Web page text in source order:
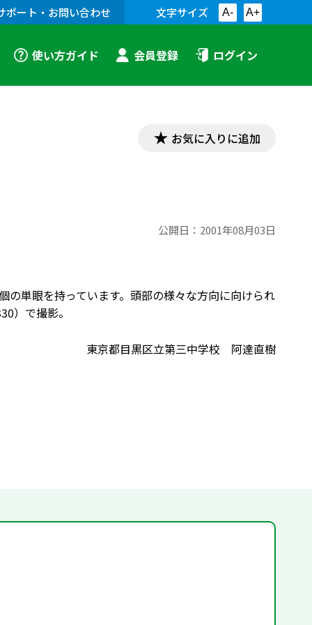
ポート・お問い合わせ 文字サイズ A- A+
使い方ガイド 会員登録 ログイン
お気に入りに追加
公開日： 2001年08月03日
単眼を持っています。頭部の様々な方向に向けられ
）で撮影。
東京都目黒区立第三中学校 阿達直樹